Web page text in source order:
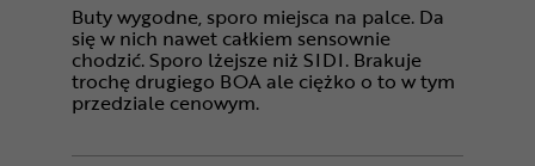
Buty wygodne, sporo miejsca na palce. Da
się w nich nawet całkiem sensownie
chodzić. Sporo lżejsze niż SIDI. Brakuje
trochę drugiego BOA ale ciężko o to w tym
przedziale cenowym.